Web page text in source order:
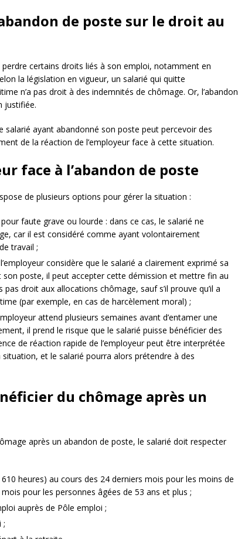
de poste sur le droit au
perdre certains droits liés à son emploi, notamment en
la législation en vigueur, un salarié qui quitte
n’a pas droit à des indemnités de chômage. Or, l’abandon
justifiée.
salarié ayant abandonné son poste peut percevoir des
de la réaction de l’employeur face à cette situation.
face à l’abandon de poste
de plusieurs options pour gérer la situation :
faute grave ou lourde : dans ce cas, le salarié ne
car il est considéré comme ayant volontairement
travail ;
considère que le salarié a clairement exprimé sa
poste, il peut accepter cette démission et mettre fin au
droit aux allocations chômage, sauf s’il prouve qu’il a
(par exemple, en cas de harcèlement moral) ;
attend plusieurs semaines avant d’entamer une
il prend le risque que le salarié puisse bénéficier des
de réaction rapide de l’employeur peut être interprétée
et le salarié pourra alors prétendre à des
du chômage après un
après un abandon de poste, le salarié doit respecter
heures) au cours des 24 derniers mois pour les moins de
pour les personnes âgées de 53 ans et plus ;
auprès de Pôle emploi ;
;